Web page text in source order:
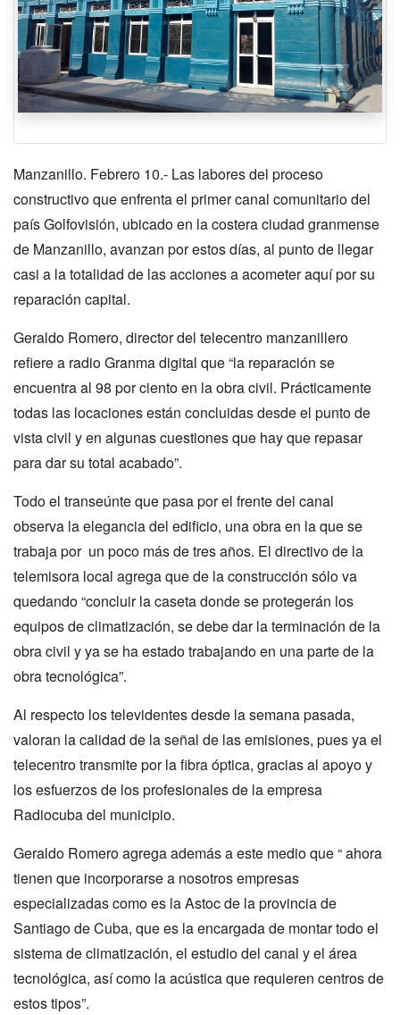
Manzanillo. Febrero 10.- Las labores del proceso
constructivo que enfrenta el primer canal comunitario del
país Golfovisión, ubicado en la costera ciudad granmense
de Manzanillo, avanzan por estos días, al punto de llegar
casi a la totalidad de las acciones a acometer aquí por su
reparación capital.
Geraldo Romero, director del telecentro manzanillero
refiere a radio Granma digital que “la reparación se
encuentra al 98 por ciento en la obra civil. Prácticamente
todas las locaciones están concluidas desde el punto de
vista civil y en algunas cuestiones que hay que repasar
para dar su total acabado”.
Todo el transeúnte que pasa por el frente del canal
observa la elegancia del edificio, una obra en la que se
trabaja por un poco más de tres años. El directivo de la
telemisora local agrega que de la construcción sólo va
quedando “concluir la caseta donde se protegerán los
equipos de climatización, se debe dar la terminación de la
obra civil y ya se ha estado trabajando en una parte de la
obra tecnológica”.
Al respecto los televidentes desde la semana pasada,
valoran la calidad de la señal de las emisiones, pues ya el
telecentro transmite por la fibra óptica, gracias al apoyo y
los esfuerzos de los profesionales de la empresa
Radiocuba del municipio.
Geraldo Romero agrega además a este medio que “ ahora
tienen que incorporarse a nosotros empresas
especializadas como es la Astoc de la provincia de
Santiago de Cuba, que es la encargada de montar todo el
sistema de climatización, el estudio del canal y el área
tecnológica, así como la acústica que requieren centros de
estos tipos”.